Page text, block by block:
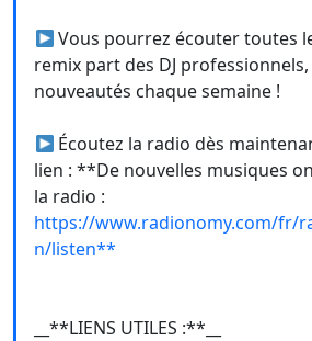
Vous pourrez écouter toutes
remix part des DJ professionnels,
nouveautés chaque semaine !
Écoutez la radio dès
lien : **De nouvelles musiques
la radio :
https://www.radionomy.com/fr/
n/listen**
__**LIENS UTILES :**__